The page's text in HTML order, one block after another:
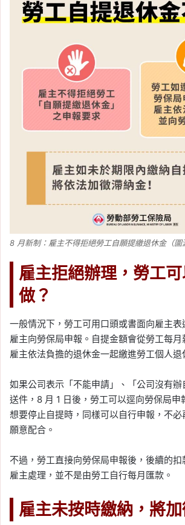
8 月新制：雇主不得拒絕勞工自願提繳退休金（圖
雇主拒絕辦理，勞工
做？
一般情況下，勞工可用口頭或書面向雇主
雇主向勞保局申報。自提金額會從勞工每
雇主依法負擔的退休金一起繳進勞工個人退
如果公司表示「不能申請」、「公司沒有
送件，8 月 1 日後，勞工可以逕向勞保局申
想要停止自提時，同樣可以自行申報，不
願意配合。
不過，勞工直接向勞保局申報後，後續的
雇主處理，並不是由勞工自行每月匯款。
雇主未按時繳納，將